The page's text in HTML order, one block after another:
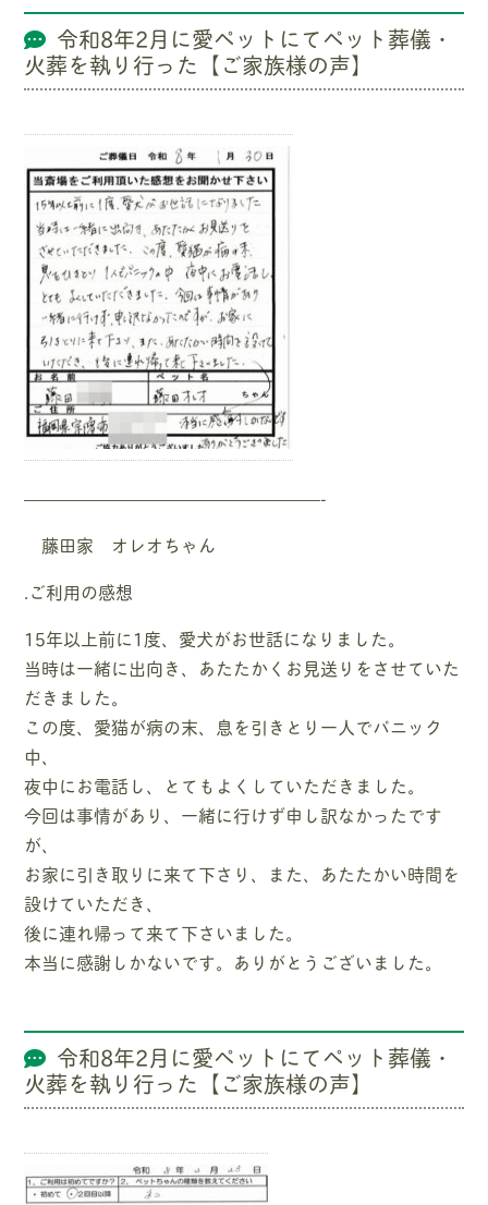
令和8年2月に愛ペットにてペット葬儀・
火葬を執り行った【ご家族様の声】
—————————————————-
藤田家 オレオちゃん
.ご利用の感想
15年以上前に1度、愛犬がお世話になりました。
当時は一緒に出向き、あたたかくお見送りをさせていた
だきました。
この度、愛猫が病の末、息を引きとり一人でパニック
中、
夜中にお電話し、とてもよくしていただきました。
今回は事情があり、一緒に行けず申し訳なかったです
が、
お家に引き取りに来て下さり、また、あたたかい時間を
設けていただき、
後に連れ帰って来て下さいました。
本当に感謝しかないです。ありがとうございました。
令和8年2月に愛ペットにてペット葬儀・
火葬を執り行った【ご家族様の声】